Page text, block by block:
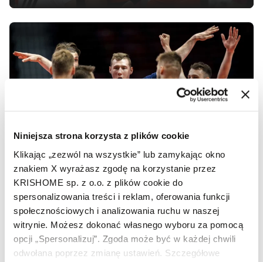
Niniejsza strona korzysta z plików cookie
Klikając „zezwól na wszystkie” lub zamykając okno
znakiem X wyrażasz zgodę na korzystanie przez
KRISHOME sp. z o.o. z plików cookie do
spersonalizowania treści i reklam, oferowania funkcji
społecznościowych i analizowania ruchu w naszej
witrynie. Możesz dokonać własnego wyboru za pomocą
opcji „Spersonalizuj”. Zgoda może być w każdej chwili
odwołana poprzez zmianę ustawień. Szczegółowe
Mistrzowski set z Marką
w reprezentacji Polski
27 września 2023
Mistrzowski set z Marką
KRISHOME: Biało-czerwoni